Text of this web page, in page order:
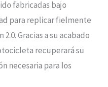
fabricadas bajo
para replicar fielmente
Gracias a su acabado
recuperará su
necesaria para los